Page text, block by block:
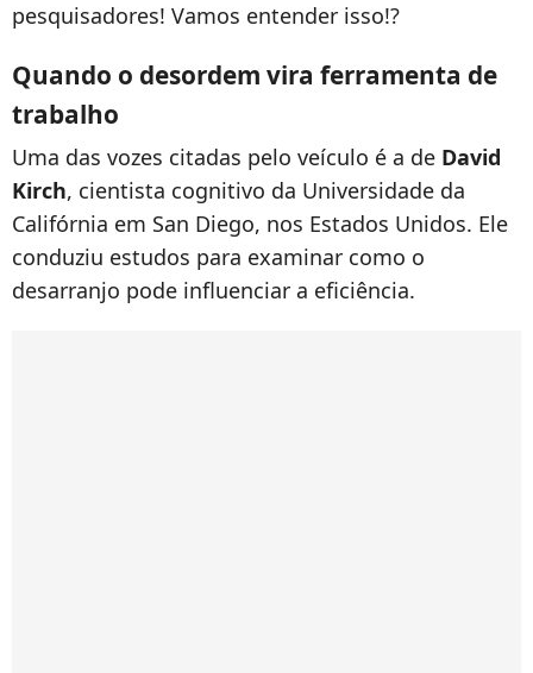
pesquisadores! Vamos entender isso!?
Quando o desordem vira ferramenta de
trabalho
Uma das vozes citadas pelo veículo é a de David
Kirch, cientista cognitivo da Universidade da
Califórnia em San Diego, nos Estados Unidos. Ele
conduziu estudos para examinar como o
desarranjo pode influenciar a eficiência.